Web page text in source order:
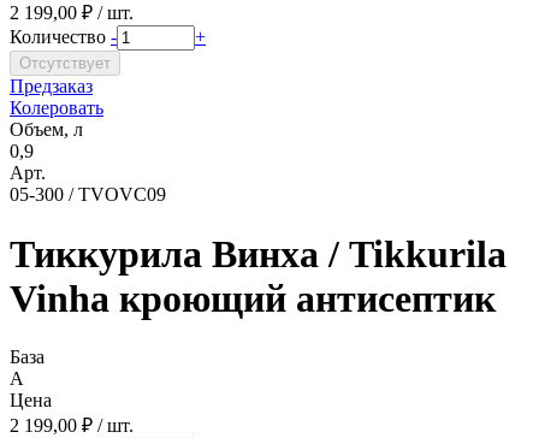
2 199,00 ₽ / шт.
Количество - +
Предзаказ
Колеровать
Объем, л
0,9
Арт.
05-300 / TVOVC09
Тиккурила Винха / Tikkurila
Vinha кроющий антисептик
База
A
Цена
2 199,00 ₽ / шт.